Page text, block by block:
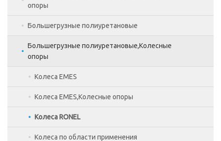
Электрическое оборудование
Элементы люльки
опоры
Колеса EMES,Колесные опоры
Колеса RONEL
Большегрузные полиуретановые
Большегрузные полиуретановые,Колесные
опоры
Колеса EMES
Колеса EMES,Колесные опоры
Колеса RONEL
Колеса по области применения